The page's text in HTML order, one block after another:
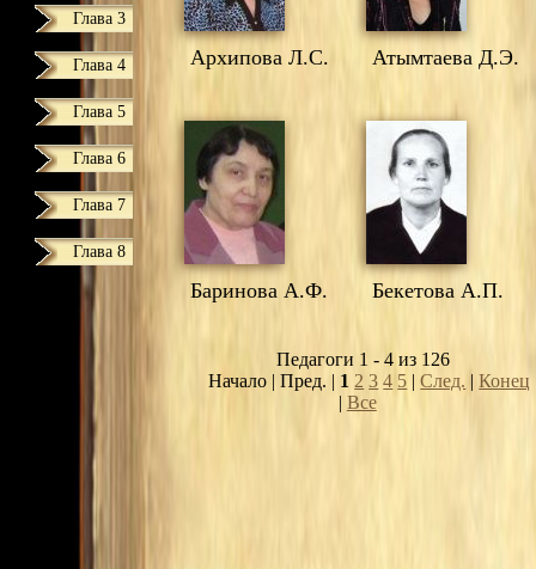
Глава 3
Глава 4
Глава 5
Глава 6
Глава 7
Глава 8
Архипова Л.С. Атымтаева Д.Э.
Баринова А.Ф. Бекетова А.П.
Педагоги 1 - 4 из 126
Начало | Пред. | 1 2 3 4 5 |След. |Конец
| Все